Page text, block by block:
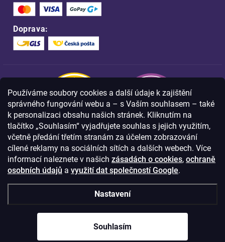
Používáme soubory cookies a další údaje k zajištění
správného fungování webu a – s Vaším souhlasem – také
k personalizaci obsahu našich stránek. Kliknutím na
tlačítko „Souhlasím“ vyjadřujete souhlas s jejich využitím,
včetně předání třetím stranám za účelem zobrazování
cílené reklamy na sociálních sítích a dalších webech. Více
informací naleznete v našich zásadách o cookies, ochraně
osobních údajů a využití dat společností Google.
Nastavení
Souhlasím
Doprava:
Nakupujte na FOA bezpečně a bez obav.
Díky HTTPS protokolu jsou Vaše citlivá
data v naprostém bezpečí.
© Copyright2026Westlogic s.r.o.,
Olomoucká 267/29, Opava, 746 01